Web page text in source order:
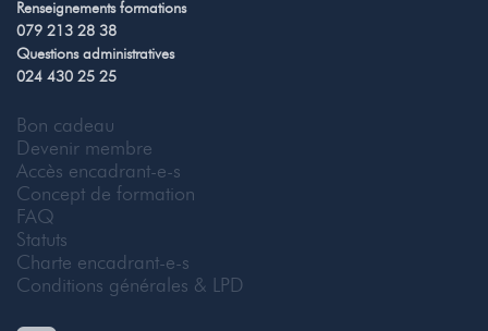
Renseignements formations
079 213 28 38
Questions administratives
024 430 25 25
Bon cadeau
Devenir membre
Accès encadrant-e-s
Concept de formation
FAQ
Statuts
Charte encadrant-e-s
Conditions générales & LPD